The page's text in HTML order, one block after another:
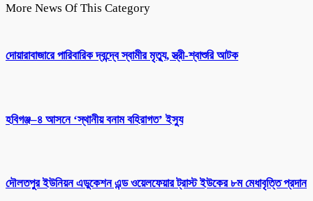
More News Of This Category
দোয়ারাবাজারে পারিবারিক দ্বন্দ্বে স্বামীর মৃত্যু, স্ত্রী-শ্বাশুরি আটক
হবিগঞ্জ–৪ আসনে ‘স্থানীয় বনাম বহিরাগত’ ইস্যু
দৌলতপুর ইউনিয়ন এডুকেশন এন্ড ওয়েলফেয়ার ট্রাস্ট ইউকের ৮ম মেধাবৃত্তি প্রদান